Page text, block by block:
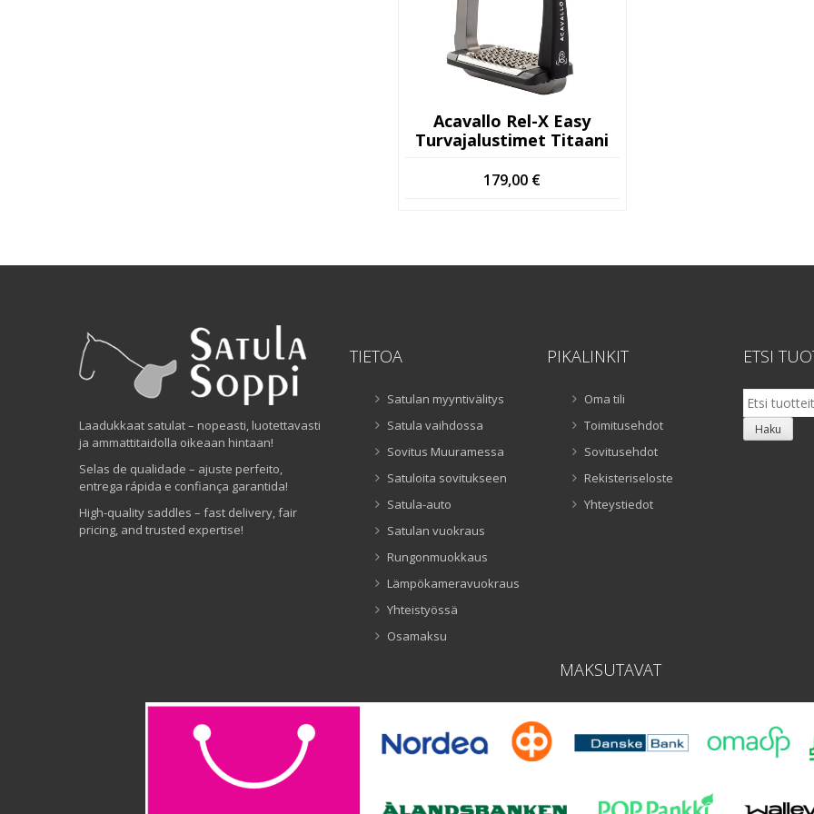
Acavallo Rel-X Easy
Turvajalustimet Titaani
179,00 €
Laadukkaat satulat – nopeasti, luotettavasti
ja ammattitaidolla oikeaan hintaan!
Selas de qualidade – ajuste perfeito,
entrega rápida e confiança garantida!
High-quality saddles – fast delivery, fair
pricing, and trusted expertise!
TIETOA
Satulan myyntivälitys
Satula vaihdossa
Sovitus Muuramessa
Satuloita sovitukseen
Satula-auto
Satulan vuokraus
Rungonmuokkaus
Lämpökameravuokraus
Yhteistyössä
Osamaksu
PIKALINKIT
Oma tili
Toimitusehdot
Sovitusehdot
Rekisteriseloste
Yhteystiedot
ETSI
Etsi:
Haku
MAKSUTAVAT